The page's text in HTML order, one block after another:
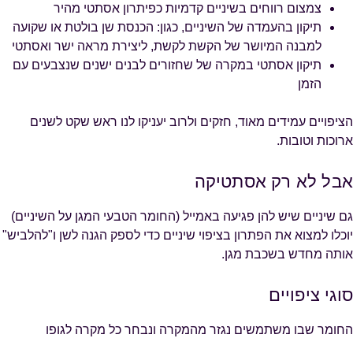
צמצום רווחים בשיניים קדמיות כפיתרון אסתטי מהיר
תיקון בהעמדה של השיניים, כגון: הכנסת שן בולטת או שקועה
למבנה המיושר של הקשת לקשת, ליצירת מראה ישר ואסתטי
תיקון אסתטי במקרה של שחזורים לבנים ישנים שנצבעים עם
הזמן
הציפויים עמידים מאוד, חזקים ולרוב יעניקו לנו ראש שקט לשנים
ארוכות וטובות.
אבל לא רק אסתטיקה
גם שיניים שיש להן פגיעה באמייל (החומר הטבעי המגן על השיניים)
יוכלו למצוא את הפתרון בציפוי שיניים כדי לספק הגנה לשן ו"להלביש"
אותה מחדש בשכבת מגן.
סוגי ציפויים
החומר שבו משתמשים נגזר מהמקרה ונבחר כל מקרה לגופו